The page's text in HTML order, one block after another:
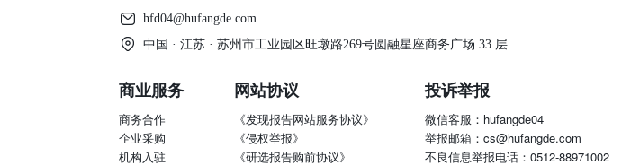
hfd04@hufangde.com
中国 · 江苏 · 苏州市工业园区旺墩路269号圆融星座商务广场 33 层
商业服务
商务合作
企业采购
机构入驻
网站协议
《发现报告网站服务协议》
《侵权举报》
《研选报告购前协议》
投诉举报
微信客服：hufangde04
举报邮箱：cs@hufangde.com
不良信息举报电话：0512-88971002